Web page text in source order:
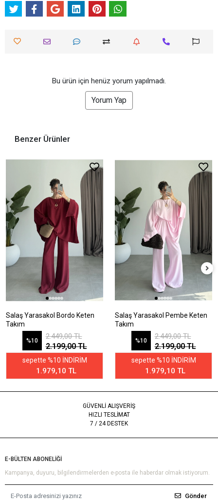
Bu ürün için henüz yorum yapılmadı.
Yorum Yap
Benzer Ürünler
Salaş Yarasakol Bordo Keten
Takım
%10
2.449,00 TL
2.199,00 TL
sepette %10 İNDİRİM
1.979,10 TL
Salaş Yarasakol Pembe Keten
Takım
%10
2.449,00 TL
2.199,00 TL
sepette %10 İNDİRİM
1.979,10 TL
GÜVENLİ ALIŞVERİŞ
HIZLI TESLİMAT
7 / 24 DESTEK
E-BÜLTEN ABONELİĞİ
Kampanya, duyuru, bilgilendirmelerden e-posta ile haberdar olmak istiyorum.
Gönder